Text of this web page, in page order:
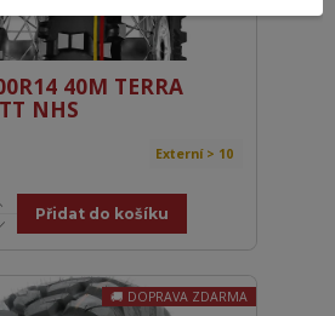
40M TERRA
NHS
Externí > 10
Přidat do košíku
DOPRAVA ZDARMA